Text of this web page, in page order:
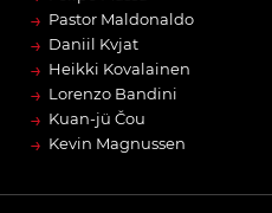
→ Pastor Maldonaldo
→ Daniil Kvjat
→ Heikki Kovalainen
→ Lorenzo Bandini
→ Kuan-jü Čou
→ Kevin Magnussen